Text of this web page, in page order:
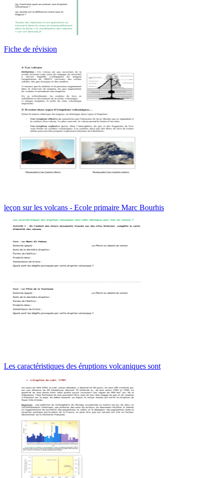
Fiche de révision
leçon sur les volcans - Ecole primaire Marc Bourhis
Les caractéristiques des éruptions volcaniques sont